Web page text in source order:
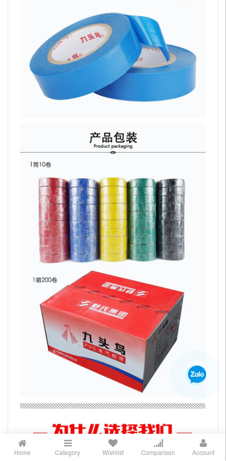
Home Category Wishlist Comparison Account